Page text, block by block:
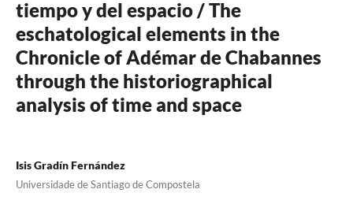
tiempo y del espacio / The
eschatological elements in the
Chronicle of Adémar de Chabannes
through the historiographical
analysis of time and space
Isis Gradín Fernández
Universidade de Santiago de Compostela